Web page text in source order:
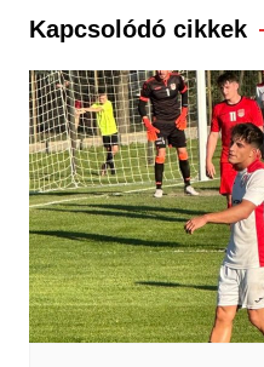
Kapcsolódó cikkek